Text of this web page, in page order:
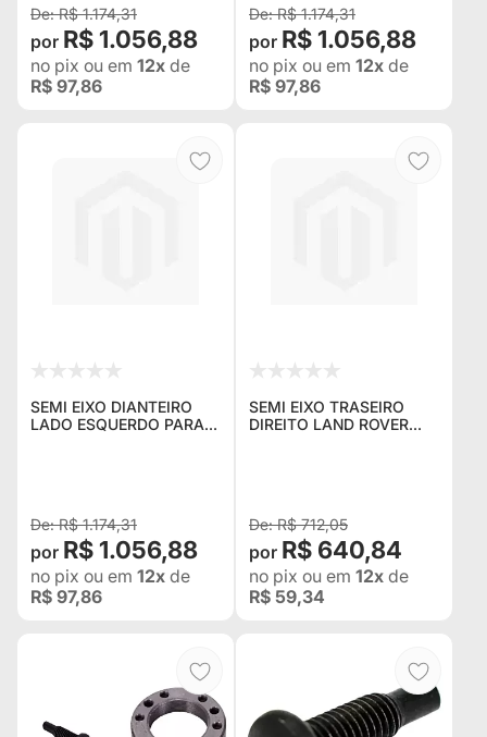
R$ 1.174,31
R$ 1.056,88
no pix ou em 12x de
R$ 97,86
R$ 1.174,31
R$ 1.056,88
no pix ou em 12x de
R$ 97,86
SEMI EIXO DIANTEIRO
LADO ESQUERDO PARA
R$ 1.174,31
R$ 1.056,88
no pix ou em 12x de
R$ 97,86
SEMI EIXO TRASEIRO
DIREITO LAND ROVER
R$ 712,05
R$ 640,84
no pix ou em 12x de
R$ 59,34